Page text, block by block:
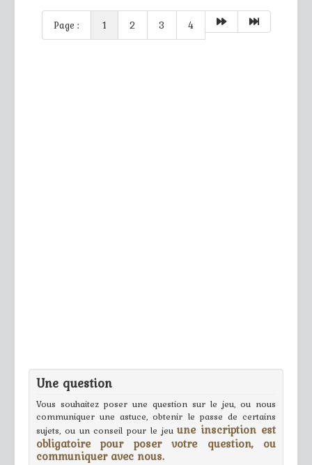
Page : 1 2 3 4
Une question
Vous souhaitez poser une question sur le jeu, ou nous
communiquer une astuce, obtenir le passe de certains
sujets, ou un conseil pour le jeuune inscription est
obligatoire pour poser votre question, ou
communiquer avec nous.